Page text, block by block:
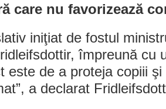
care nu favorizează
iniţiat de fostul
împreună cu
este de a proteja copiii
a declarat